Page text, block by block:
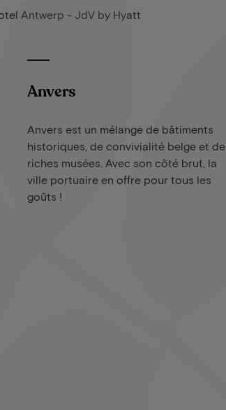
Antwerp - JdV by Hyatt
Anvers
Anvers est un mélange de bâtiments
historiques, de convivialité belge et de
riches musées. Avec son côté brut, la
ville portuaire en offre pour tous les
goûts !